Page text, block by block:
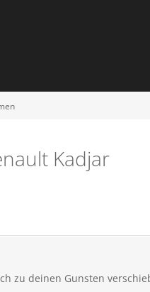
Kadjar
zu deinen Gunsten